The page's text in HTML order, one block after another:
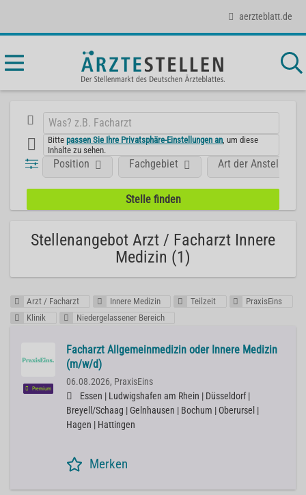
aerzteblatt.de
Bittepassen Sie Ihre Privatsphäre-Einstellungen an , um diese
Inhalte zu sehen.
Position Fachgebiet Art der Anstellung
Stellenangebot Arzt / Facharzt Innere
Medizin (1)
Arzt / Facharzt Innere Medizin Teilzeit
PraxisEins
Klinik
Niedergelassener Bereich
Premium
Facharzt Allgemeinmedizin oder Innere Medizin
(m/w/d)
06.08.2026, PraxisEins
Essen | Ludwigshafen am Rhein | Düsseldorf |
Breyell/Schaag | Gelnhausen | Bochum | Oberursel |
Hagen | Hattingen
Merken